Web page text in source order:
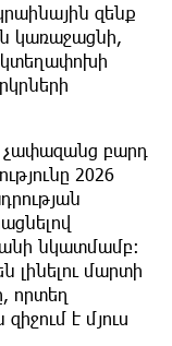
զենք
կառաջացնի,
կտեղափոխի
չափազանց բարդ
2026
նկատմամբ։
լինելու մարտի
որտեղ
է մյուս